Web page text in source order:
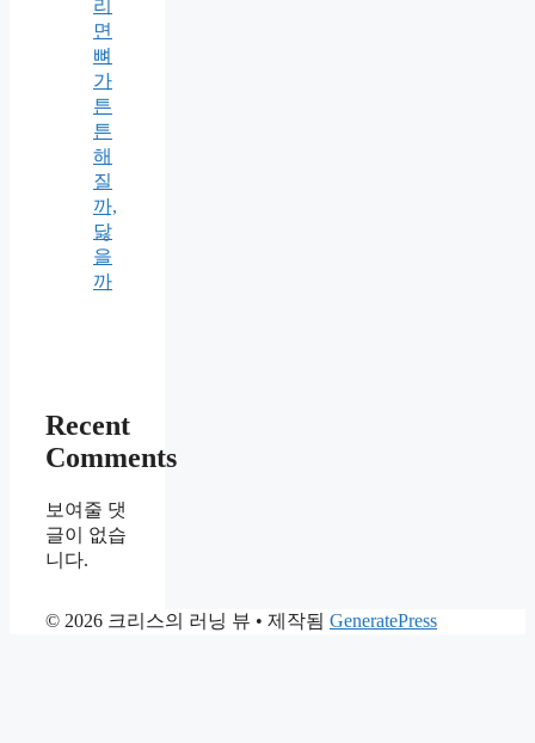
리
면
뼈
가
튼
튼
해
질
까,
닳
을
까
Recent
Comments
보여줄 댓
글이 없습
니다.
© 2026 크리스의 러닝 뷰 • 제작됨 GeneratePress